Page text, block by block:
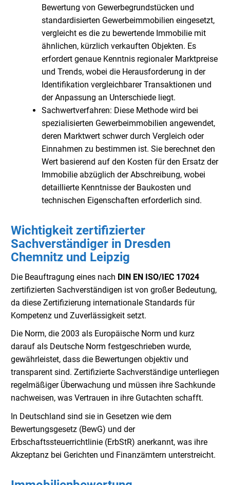
Bewertung von Gewerbegrundstücken und
standardisierten Gewerbeimmobilien eingesetzt,
vergleicht es die zu bewertende Immobilie mit
ähnlichen, kürzlich verkauften Objekten. Es
erfordert genaue Kenntnis regionaler Marktpreise
und Trends, wobei die Herausforderung in der
Identifikation vergleichbarer Transaktionen und
der Anpassung an Unterschiede liegt.
Sachwertverfahren: Diese Methode wird bei
spezialisierten Gewerbeimmobilien angewendet,
deren Marktwert schwer durch Vergleich oder
Einnahmen zu bestimmen ist. Sie berechnet den
Wert basierend auf den Kosten für den Ersatz der
Immobilie abzüglich der Abschreibung, wobei
detaillierte Kenntnisse der Baukosten und
technischen Eigenschaften erforderlich sind.
Wichtigkeit zertifizierter
Sachverständiger in Dresden
Chemnitz und Leipzig
Die Beauftragung eines nach DIN EN ISO/IEC 17024
zertifizierten Sachverständigen ist von großer Bedeutung,
da diese Zertifizierung internationale Standards für
Kompetenz und Zuverlässigkeit setzt.
Die Norm, die 2003 als Europäische Norm und kurz
darauf als Deutsche Norm festgeschrieben wurde,
gewährleistet, dass die Bewertungen objektiv und
transparent sind. Zertifizierte Sachverständige unterliegen
regelmäßiger Überwachung und müssen ihre Sachkunde
nachweisen, was Vertrauen in ihre Gutachten schafft.
In Deutschland sind sie in Gesetzen wie dem
Bewertungsgesetz (BewG) und der
Erbschaftssteuerrichtlinie (ErbStR) anerkannt, was ihre
Akzeptanz bei Gerichten und Finanzämtern unterstreicht.